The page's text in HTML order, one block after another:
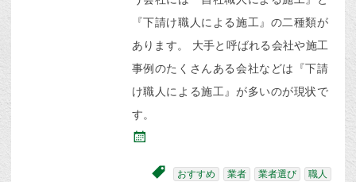
『下請け職人による施工』の二種類が
あります。 大手と呼ばれる会社や施工
事例のたくさんある会社などは『下請
け職人による施工』が多いのが現状で
す。
おすすめ 業者 業者選び 職人